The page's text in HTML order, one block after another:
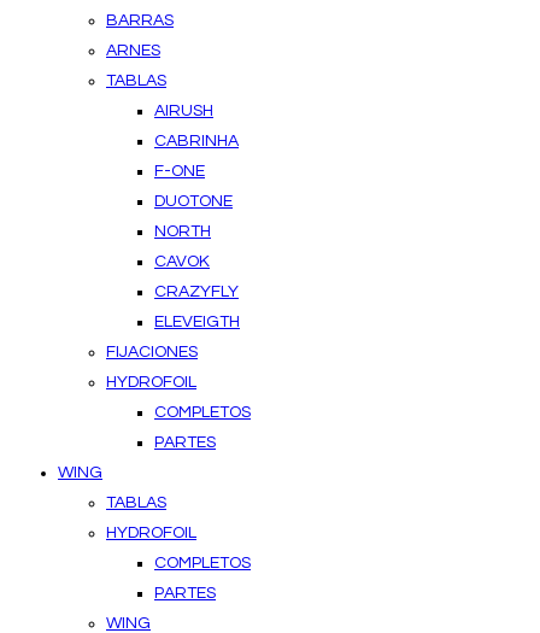
BARRAS
ARNES
TABLAS
AIRUSH
CABRINHA
F-ONE
DUOTONE
NORTH
CAVOK
CRAZYFLY
ELEVEIGTH
FIJACIONES
HYDROFOIL
COMPLETOS
PARTES
WING
TABLAS
HYDROFOIL
COMPLETOS
PARTES
WING